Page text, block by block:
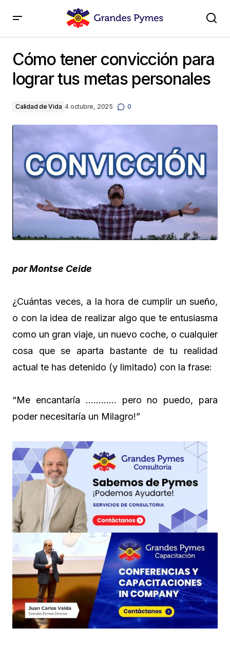
personales
Cómo tener convicción para
lograr tus metas personales
Calidad de Vida 4 octubre, 2025 0
por Montse Ceide
¿Cuántas veces, a la hora de cumplir un sueño,
o con la idea de realizar algo que te entusiasma
como un gran viaje, un nuevo coche, o cualquier
cosa que se aparta bastante de tu realidad
actual te has detenido (y limitado) con la frase:
“Me encantaría ………… pero no puedo, para
poder necesitaría un Milagro!”